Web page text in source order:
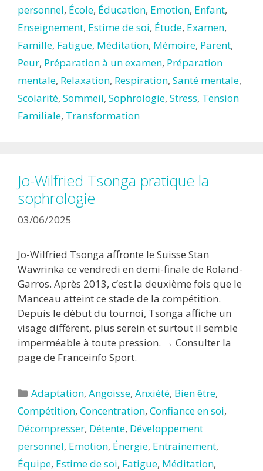
personnel, École, Éducation, Emotion, Enfant,
Enseignement, Estime de soi, Étude, Examen,
Famille, Fatigue, Méditation, Mémoire, Parent,
Peur, Préparation à un examen, Préparation
mentale, Relaxation, Respiration, Santé mentale,
Scolarité, Sommeil, Sophrologie, Stress, Tension
Familiale, Transformation
Jo-Wilfried Tsonga pratique la
sophrologie
03/06/2025
Jo-Wilfried Tsonga affronte le Suisse Stan
Wawrinka ce vendredi en demi-finale de Roland-
Garros. Après 2013, c’est la deuxième fois que le
Manceau atteint ce stade de la compétition.
Depuis le début du tournoi, Tsonga affiche un
visage différent, plus serein et surtout il semble
imperméable à toute pression. → Consulter la
page de Franceinfo Sport.
Catégories
Adaptation,Angoisse,Anxiété, Bien être,
Compétition, Concentration, Confiance en soi,
Décompresser, Détente, Développement
personnel, Emotion, Énergie, Entrainement,
Équipe, Estime de soi, Fatigue, Méditation,